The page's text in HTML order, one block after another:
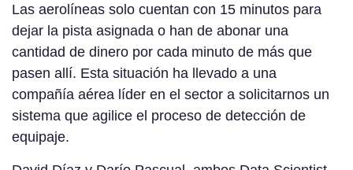
Las aerolíneas solo cuentan con 15 minutos para
dejar la pista asignada o han de abonar una
cantidad de dinero por cada minuto de más que
pasen allí. Esta situación ha llevado a una
compañía aérea líder en el sector a solicitarnos un
sistema que agilice el proceso de detección de
equipaje.